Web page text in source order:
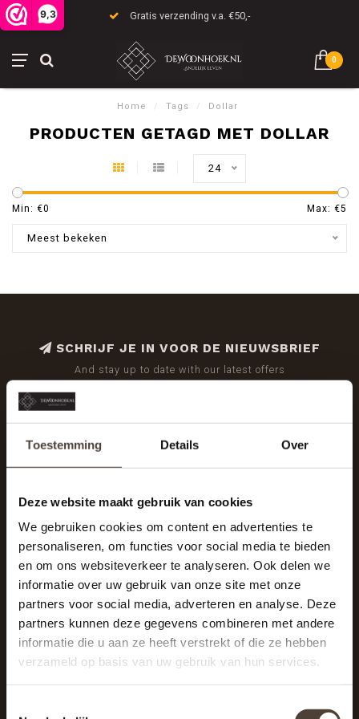
Toestemming Details Over
Deze website maakt gebruik van cookies
We gebruiken cookies om content en advertenties te
personaliseren, om functies voor social media te bieden
en om ons websiteverkeer te analyseren. Ook delen we
informatie over uw gebruik van onze site met onze
partners voor social media, adverteren en analyse. Deze
partners kunnen deze gegevens combineren met andere
informatie die u aan ze heeft verstrekt of die ze hebben
verzameld op basis van uw gebruik van hun services.
9,3 Gratis verzending v.a. €50,-
0
Home / Tags / Dollar
PRODUCTEN GETAGD MET DOLLAR
24
Min: €0 Max: €5
Meest bekeken
SCHRIJF JE IN VOOR DE NIEUWSBRIEF
And stay up to date with our latest offers
De Woonhoek - Landelijk leven